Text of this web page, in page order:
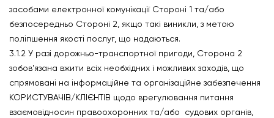
засобами електронної комунікації Стороні 1 та/або
безпосередньо Стороні 2, якщо такі виникли, з метою
поліпшення якості послуг, що надаються.
3.1.2 У разі дорожньо-транспортної пригоди, Сторона 2
зобов'язана вжити всіх необхідних і можливих заходів, що
спрямовані на інформаційне та організаційне забезпечення
КОРИСТУВАЧІВ/КЛІЄНТІВ щодо врегулювання питання
взаємовідносин правоохоронних та/або судових органів,